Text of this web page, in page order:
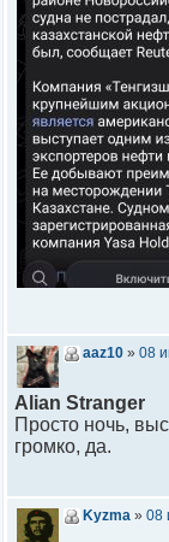
aaz10 » 08
Alian Stranger
Просто ночь,
громко, да.
Kyzma » 08